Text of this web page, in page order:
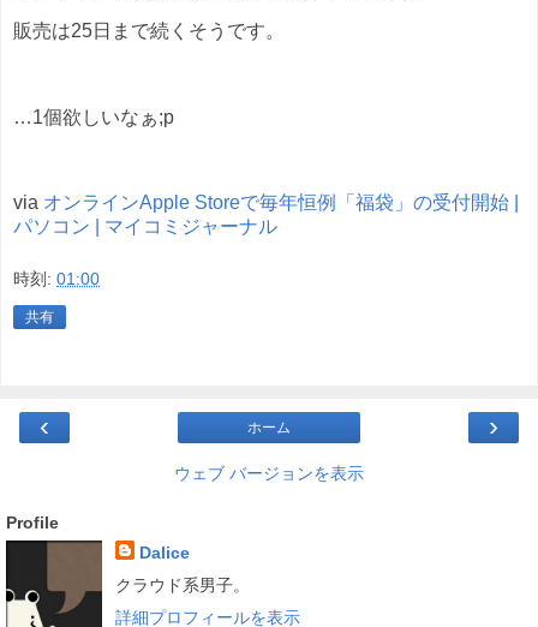
販売は25日まで続くそうです。
…1個欲しいなぁ;p
via オンラインApple Storeで毎年恒例「福袋」の受付開始 |
パソコン | マイコミジャーナル
時刻: 01:00
共有
‹ ›
ホーム
ウェブ バージョンを表示
Profile
Dalice
クラウド系男子。
詳細プロフィールを表示